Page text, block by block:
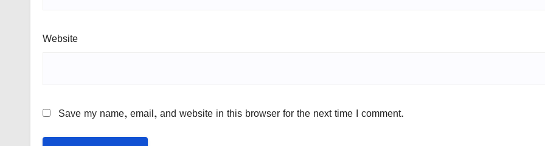
Website
Save my name, email, and website in this browser for the next time I comment.